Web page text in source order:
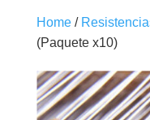
Home/
(Paquete x10)